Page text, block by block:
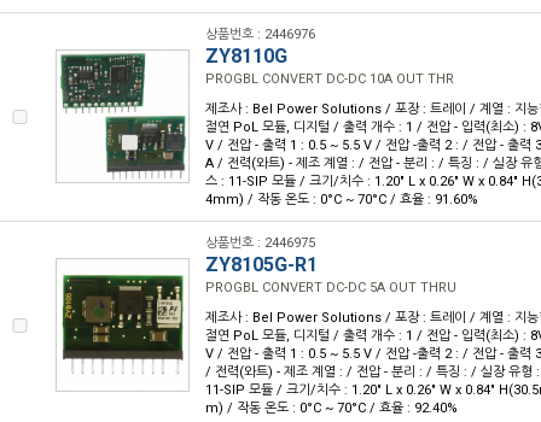
상품번호 : 2446976
ZY8110G
PROGBL CONVERT DC-DC 10A OUT THR
제조사 : Bel Power Solutions / 포장 : 트레이 / 계열 : 지능
절연 PoL 모듈, 디지털 / 출력 개수 : 1 / 전압 - 입력(최소) :
V / 전압 - 출력 1 : 0.5 ~ 5.5 V / 전압 -출력 2 : / 전압 - 출력
A / 전력(와트) - 제조 계열 : / 전압 - 분리 : / 특징 : / 실장 유
스 : 11-SIP 모듈 / 크기/치수 : 1.20" L x 0.26" W x 0.84"
4mm) / 작동 온도 : 0°C ~ 70°C / 효율 : 91.60%
상품번호 : 2446975
ZY8105G-R1
PROGBL CONVERT DC-DC 5A OUT THRU
제조사 : Bel Power Solutions / 포장 : 트레이 / 계열 : 지능
절연 PoL 모듈, 디지털 / 출력 개수 : 1 / 전압 - 입력(최소) :
V / 전압 - 출력 1 : 0.5 ~ 5.5 V / 전압 -출력 2 : / 전압 - 출력
/ 전력(와트) - 제조 계열 : / 전압 - 분리 : / 특징 : / 실장 유형
11-SIP 모듈 / 크기/치수 : 1.20" L x 0.26" W x 0.84"
m) / 작동 온도 : 0°C ~ 70°C / 효율 : 92.40%